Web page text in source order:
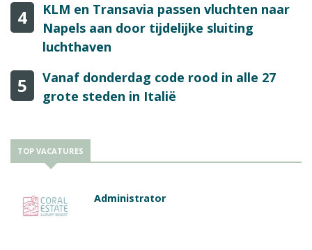
4
KLM en Transavia passen vluchten naar
Napels aan door tijdelijke sluiting
luchthaven
5
Vanaf donderdag code rood in alle 27
grote steden in Italië
TOP VACATURES
Administrator